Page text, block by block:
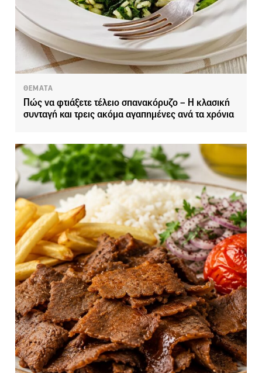
ΘΕΜΑΤΑ
Πώς να φτιάξετε τέλειο σπανακόρυζο – Η κλασική
συνταγή και τρεις ακόμα αγαπημένες ανά τα χρόνια